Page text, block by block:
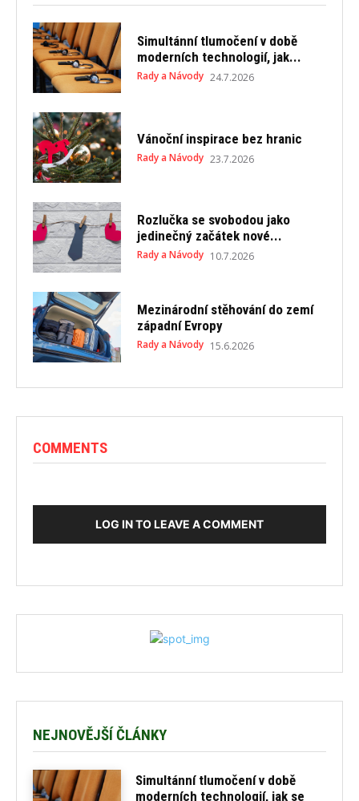
Simultánní tlumočení v době
moderních technologií, jak...
Rady a Návody 24.7.2026
Vánoční inspirace bez hranic
Rady a Návody 23.7.2026
Rozlučka se svobodou jako
jedinečný začátek nové...
Rady a Návody 10.7.2026
Mezinárodní stěhování do zemí
západní Evropy
Rady a Návody 15.6.2026
COMMENTS
LOG IN TO LEAVE A COMMENT
NEJNOVĚJŠÍ ČLÁNKY
Simultánní tlumočení v době
moderních technologií, jak se